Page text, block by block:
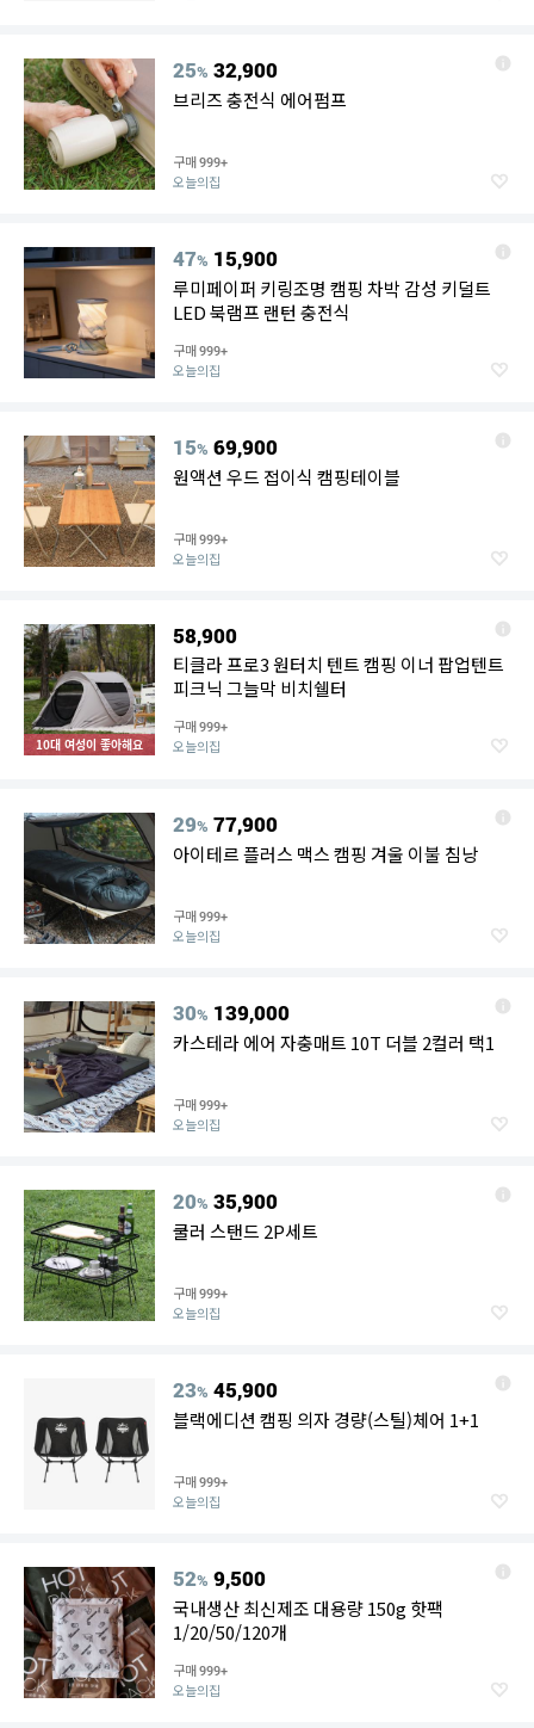
25% 32,900
브리즈 충전식 에어펌프
구매999+
오늘의집
47% 15,900
루미페이퍼 키링조명 캠핑 차박 감성 키덜트
LED 북램프 랜턴 충전식
구매999+
오늘의집
15% 69,900
원액션 우드 접이식 캠핑테이블
구매999+
오늘의집
10대 여성이 좋아해요
58,900
티클라 프로3 원터치 텐트 캠핑 이너 팝업텐트
피크닉 그늘막 비치쉘터
구매999+
오늘의집
29% 77,900
아이테르 플러스 맥스 캠핑 겨울 이불 침낭
구매999+
오늘의집
30% 139,000
카스테라 에어 자충매트 10T 더블 2컬러 택1
구매999+
오늘의집
20% 35,900
쿨러 스탠드 2P세트
구매999+
오늘의집
23% 45,900
블랙에디션 캠핑 의자 경량(스틸)체어 1+1
구매999+
오늘의집
52% 9,500
국내생산 최신제조 대용량 150g 핫팩
1/20/50/120개
구매999+
오늘의집